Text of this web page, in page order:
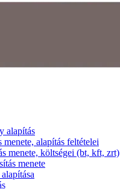
alapítás
menete, alapítás feltételei
menete, költségei (bt, kft, zrt)
menete